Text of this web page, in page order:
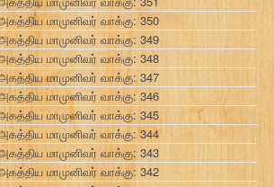
மாமுனிவர் வாக்கு: 350
மாமுனிவர் வாக்கு: 349
மாமுனிவர் வாக்கு: 348
மாமுனிவர் வாக்கு: 347
மாமுனிவர் வாக்கு: 346
மாமுனிவர் வாக்கு: 345
மாமுனிவர் வாக்கு: 344
மாமுனிவர் வாக்கு: 343
மாமுனிவர் வாக்கு: 342